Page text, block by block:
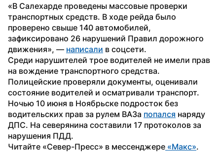
«В Салехарде проведены массовые проверки
транспортных средств. В ходе рейда было
проверено свыше 140 автомобилей,
зафиксировано 26 нарушений Правил дорожного
движения», — написали в соцсети.
Среди нарушителей трое водителей не имели прав
на вождение транспортного средства.
Полицейские проверяли документы, оценивали
состояние водителей и осматривали транспорт.
Ночью 10 июня в Ноябрьске подросток без
водительских прав за рулем ВАЗа попался наряду
ДПС. На северянина составили 17 протоколов за
нарушения ПДД.
Читайте «Север-Пресс» в мессенджере «Макс».